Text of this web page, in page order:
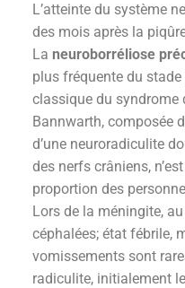
L’atteinte du système
des mois après la
La neuroborréliose
plus fréquente du
classique du syndrome
Bannwarth, composée
d’une neuroradiculite
des nerfs crâniens,
proportion des
Lors de la méningite,
céphalées; état fébrile,
vomissements sont
radiculite, initialement